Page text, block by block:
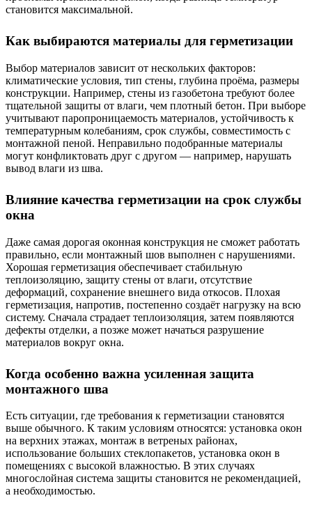
становится максимальной.
Как выбираются материалы для герметизации
Выбор материалов зависит от нескольких факторов:
климатические условия, тип стены, глубина проёма, размеры
конструкции. Например, стены из газобетона требуют более
тщательной защиты от влаги, чем плотный бетон. При выборе
учитывают паропроницаемость материалов, устойчивость к
температурным колебаниям, срок службы, совместимость с
монтажной пеной. Неправильно подобранные материалы
могут конфликтовать друг с другом — например, нарушать
вывод влаги из шва.
Влияние качества герметизации на срок службы
окна
Даже самая дорогая оконная конструкция не сможет работать
правильно, если монтажный шов выполнен с нарушениями.
Хорошая герметизация обеспечивает стабильную
теплоизоляцию, защиту стены от влаги, отсутствие
деформаций, сохранение внешнего вида откосов. Плохая
герметизация, напротив, постепенно создаёт нагрузку на всю
систему. Сначала страдает теплоизоляция, затем появляются
дефекты отделки, а позже может начаться разрушение
материалов вокруг окна.
Когда особенно важна усиленная защита
монтажного шва
Есть ситуации, где требования к герметизации становятся
выше обычного. К таким условиям относятся: установка окон
на верхних этажах, монтаж в ветреных районах,
использование больших стеклопакетов, установка окон в
помещениях с высокой влажностью. В этих случаях
многослойная система защиты становится не рекомендацией,
а необходимостью.